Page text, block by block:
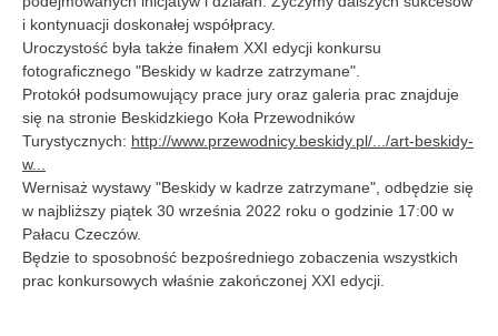
i kontynuacji doskonałej współpracy.
Uroczystość była także finałem XXI edycji konkursu
fotograficznego "Beskidy w kadrze zatrzymane".
Protokół podsumowujący prace jury oraz galeria prac znajduje
się na stronie Beskidzkiego Koła Przewodników
Turystycznych: http://www.przewodnicy.beskidy.pl/.../art-beskidy-
w...
Wernisaż wystawy "Beskidy w kadrze zatrzymane", odbędzie się
w najbliższy piątek 30 września 2022 roku o godzinie 17:00 w
Pałacu Czeczów.
Będzie to sposobność bezpośredniego zobaczenia wszystkich
prac konkursowych właśnie zakończonej XXI edycji.